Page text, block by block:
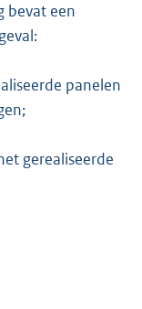
bevat een
panelen
gerealiseerde